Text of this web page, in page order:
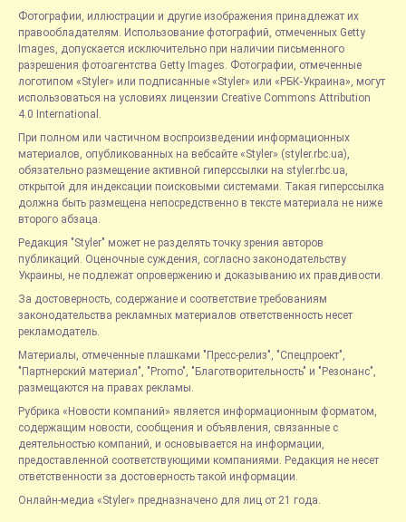
Фотографии, иллюстрации и другие изображения принадлежат их
правообладателям. Использование фотографий, отмеченных Getty
Images, допускается исключительно при наличии письменного
разрешения фотоагентства Getty Images. Фотографии, отмеченные
логотипом «Styler» или подписанные «Styler» или «РБК-Украина», могут
использоваться на условиях лицензии Creative Commons Attribution
4.0 International.
При полном или частичном воспроизведении информационных
материалов, опубликованных на вебсайте «Styler» (styler.rbc.ua),
обязательно размещение активной гиперссылки на styler.rbc.ua,
открытой для индексации поисковыми системами. Такая гиперссылка
должна быть размещена непосредственно в тексте материала не ниже
второго абзаца.
Редакция "Styler" может не разделять точку зрения авторов
публикаций. Оценочные суждения, согласно законодательству
Украины, не подлежат опровержению и доказыванию их правдивости.
За достоверность, содержание и соответствие требованиям
законодательства рекламных материалов ответственность несет
рекламодатель.
Материалы, отмеченные плашками "Пресс-релиз", "Спецпроект",
"Партнерский материал", "Promo", "Благотворительность" и "Резонанс",
размещаются на правах рекламы.
Рубрика «Новости компаний» является информационным форматом,
содержащим новости, сообщения и объявления, связанные с
деятельностью компаний, и основывается на информации,
предоставленной соответствующими компаниями. Редакция не несет
ответственности за достоверность такой информации.
Онлайн-медиа «Styler» предназначено для лиц от 21 года.